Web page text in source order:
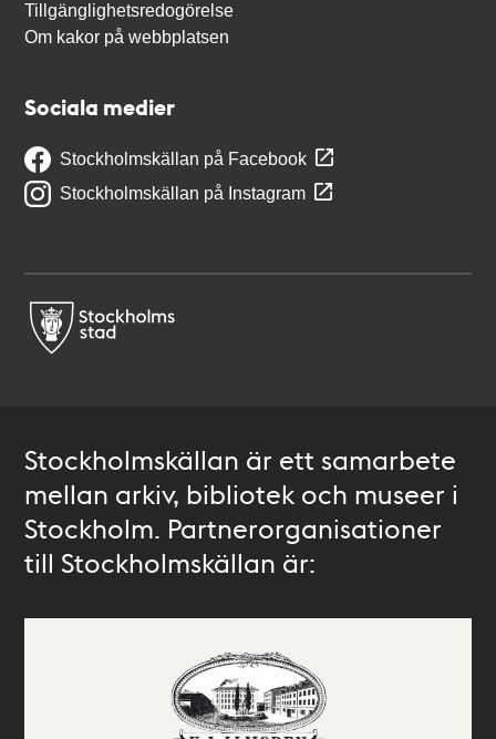
Tillgänglighetsredogörelse
Om kakor på webbplatsen
Sociala medier
Stockholmskällan på Facebook
Stockholmskällan på Instagram
Stockholmskällan är ett samarbete
mellan arkiv, bibliotek och museer i
Stockholm. Partnerorganisationer
till Stockholmskällan är: